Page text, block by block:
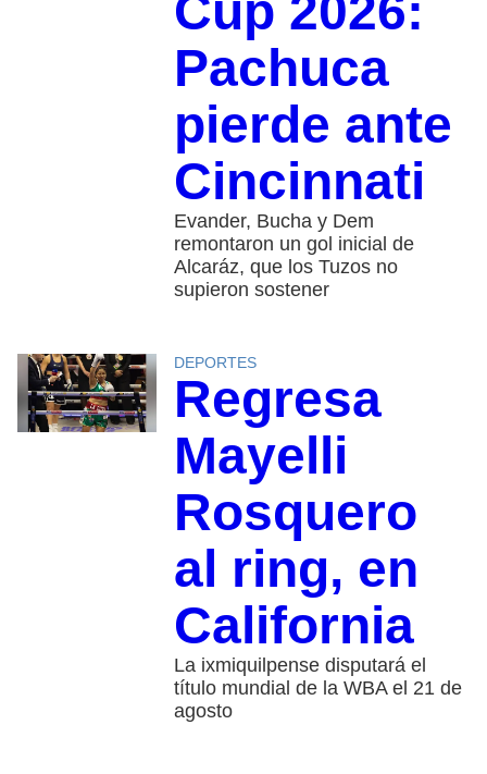
Cup 2026:
Pachuca
pierde ante
Cincinnati
Evander, Bucha y Dem
remontaron un gol inicial de
Alcaráz, que los Tuzos no
supieron sostener
DEPORTES
Regresa
Mayelli
Rosquero
al ring, en
California
La ixmiquilpense disputará el
título mundial de la WBA el 21 de
agosto